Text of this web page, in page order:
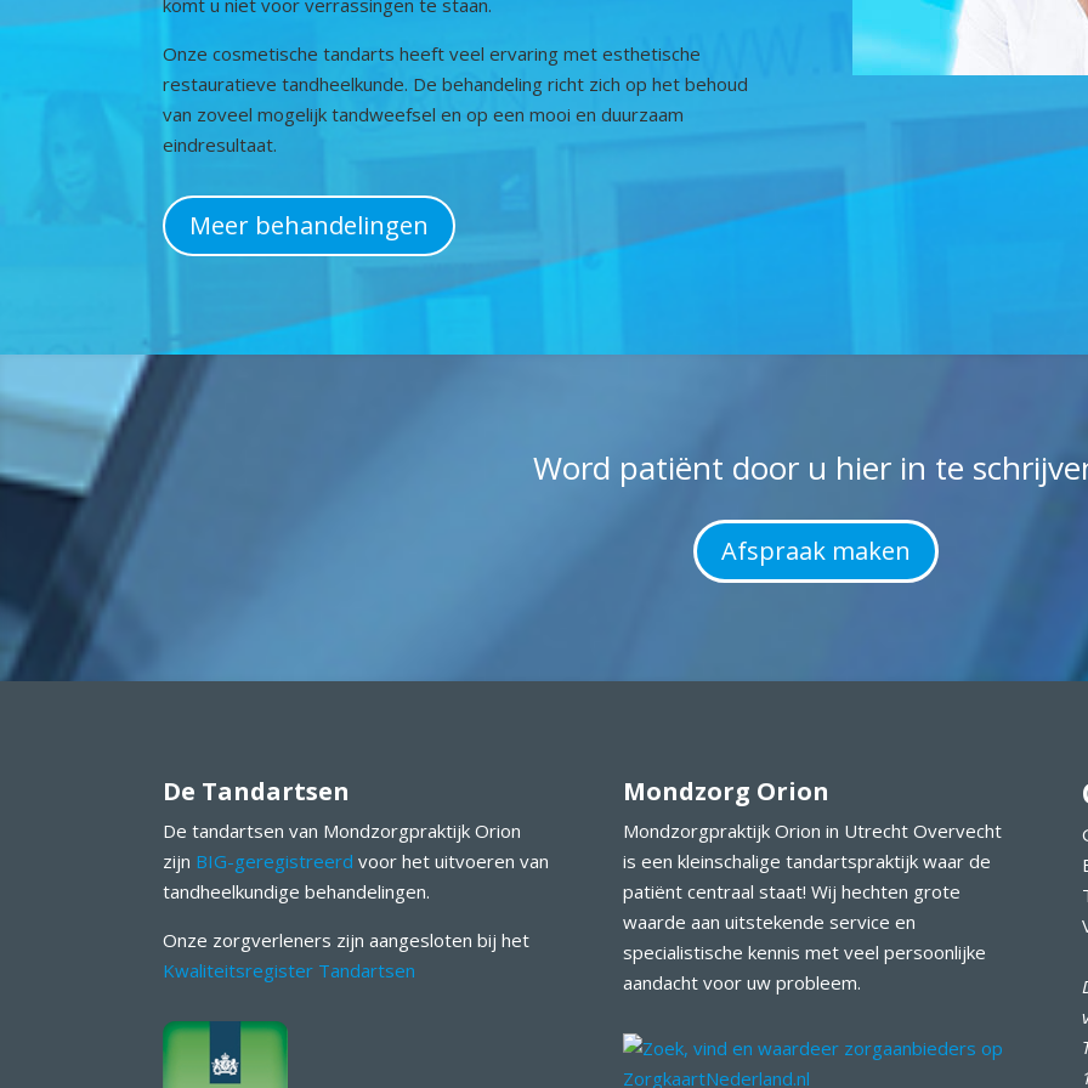
Onze cosmetische tandarts heeft veel ervaring met esthetische
restauratieve tandheelkunde. De behandeling richt zich op het behoud
van zoveel mogelijk tandweefsel en op een mooi en duurzaam
eindresultaat.
Meer behandelingen
Word patiënt door u hier in te
Afspraak maken
De Tandartsen
De tandartsen van Mondzorgpraktijk Orion
zijn BIG-geregistreerd voor het uitvoeren van
tandheelkundige behandelingen.
Onze zorgverleners zijn aangesloten bij het
Kwaliteitsregister Tandartsen
Mondzorg Orion
Mondzorgpraktijk Orion in Utrecht Overvecht
is een kleinschalige tandartspraktijk waar de
patiënt centraal staat! Wij hechten grote
waarde aan uitstekende service en
specialistische kennis met veel persoonlijke
aandacht voor uw probleem.